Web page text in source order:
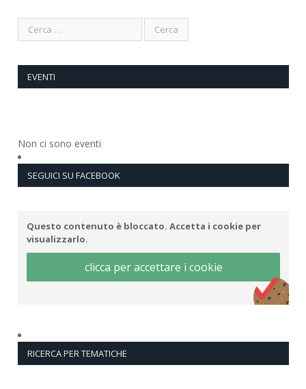
EVENTI
Non ci sono eventi
SEGUICI SU FACEBOOK
Questo contenuto è bloccato. Accetta i cookie per
visualizzarlo.
clicca per accettare i cookie
RICERCA PER TEMATICHE